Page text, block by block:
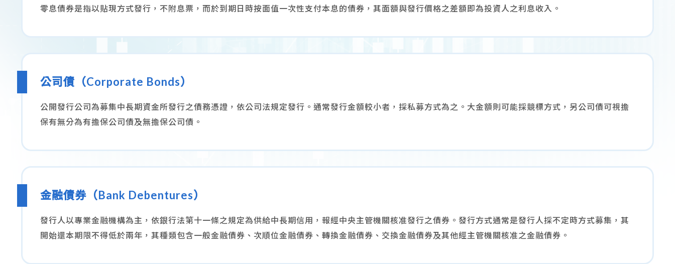
零息債券是指以貼現方式發行，不附息票，而於到期日時按面值一次性支付本息的債券，其面額與發行價格之差額即為投資人之利息收入。
公司債（Corporate Bonds）
公開發行公司為募集中長期資金所發行之債務憑證，依公司法規定發行。通常發行金額較小者，採私募方式為之。大金額則可能採競標方式，另公司債可視擔
保有無分為有擔保公司債及無擔保公司債。
金融債券（Bank Debentures）
發行人以專業金融機構為主，依銀行法第十一條之規定為供給中長期信用，報經中央主管機關核准發行之債券。發行方式通常是發行人採不定時方式募集，其
開始還本期限不得低於兩年，其種類包含一般金融債券、次順位金融債券、轉換金融債券、交換金融債券及其他經主管機關核准之金融債券。